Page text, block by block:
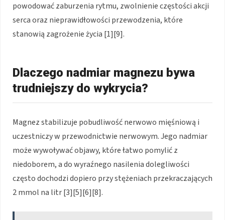
powodować zaburzenia rytmu, zwolnienie częstości akcji
serca oraz nieprawidłowości przewodzenia, które
stanowią zagrożenie życia [1][9].
Dlaczego nadmiar magnezu bywa
trudniejszy do wykrycia?
Magnez stabilizuje pobudliwość nerwowo mięśniową i
uczestniczy w przewodnictwie nerwowym. Jego nadmiar
może wywoływać objawy, które łatwo pomylić z
niedoborem, a do wyraźnego nasilenia dolegliwości
często dochodzi dopiero przy stężeniach przekraczających
2 mmol na litr [3][5][6][8].